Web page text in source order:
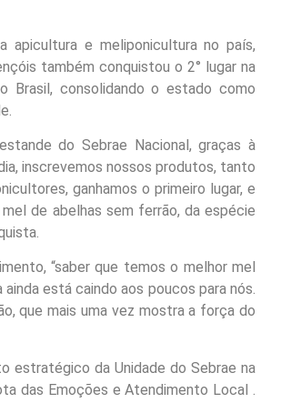
apicultura e meliponicultura no país,
também conquistou o 2° lugar na
Brasil, consolidando o estado como
do Sebrae Nacional, graças à
inscrevemos nossos produtos, tanto
ganhamos o primeiro lugar, e
de abelhas sem ferrão, da espécie
“saber que temos o melhor mel
está caindo aos poucos para nós.
que mais uma vez mostra a força do
estratégico da Unidade do Sebrae na
das Emoções e Atendimento Local .